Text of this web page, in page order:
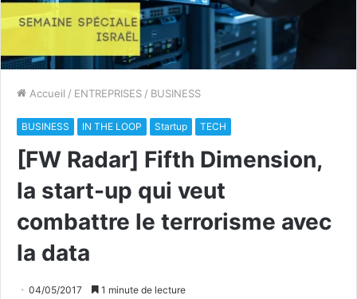
Accueil / ENTREPRISES / BUSINESS
BUSINESS IN THE LOOP Startup TECH
[FW Radar] Fifth Dimension,
la start-up qui veut
combattre le terrorisme avec
la data
04/05/2017 1 minute de lecture